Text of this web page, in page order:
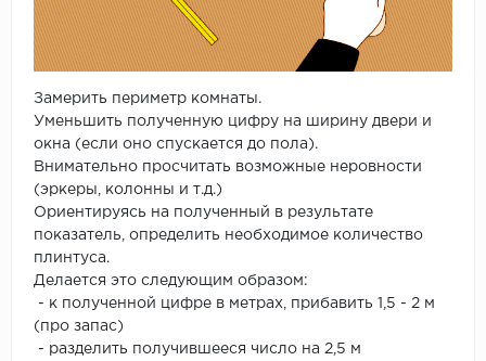
Замерить периметр комнаты.
Уменьшить полученную цифру на ширину двери и
окна (если оно спускается до пола).
Внимательно просчитать возможные неровности
(эркеры, колонны и т.д.)
Ориентируясь на полученный в результате
показатель, определить необходимое количество
плинтуса.
Делается это следующим образом:
- к полученной цифре в метрах, прибавить 1,5 - 2 м
(про запас)
- разделить получившееся число на 2,5 м